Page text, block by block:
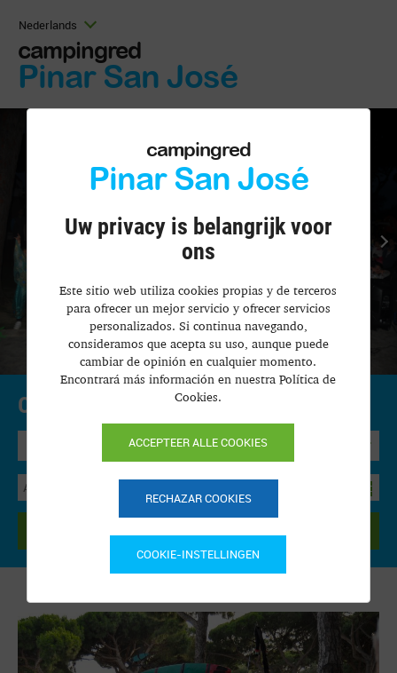
Nederlands
campingred
Pinar San José
Online reserveren.
campingred
Pinar San José
Uw privacy is belangrijk voor
ons
Este sitio web utiliza cookies propias y de terceros
para ofrecer un mejor servicio y ofrecer servicios
personalizados. Si continua navegando,
consideramos que acepta su uso, aunque puede
cambiar de opinión en cualquier momento.
Encontrará más información en nuestra Política de
Cookies.
ACCEPTEER ALLE COOKIES
RECHAZAR COOKIES
COOKIE-INSTELLINGEN